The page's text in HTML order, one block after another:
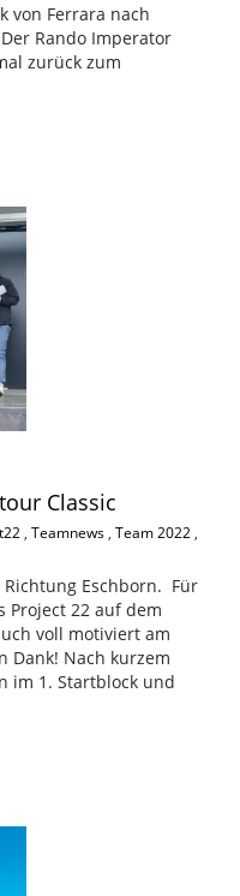
von Ferrara nach
Rando Imperator
zurück zum
Classic
, Teamnews , Team 2022 ,
Eschborn. Für
Project 22 auf dem
voll motiviert am
Dank! Nach kurzem
im 1. Startblock und